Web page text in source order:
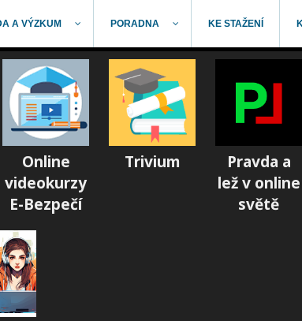
A VÝZKUM PORADNA KE STAŽENÍ
Online
videokurzy
E-Bezpečí
Trivium
Pravda a
lež v online
světě